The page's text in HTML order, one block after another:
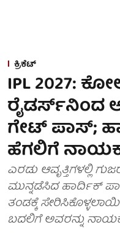
ಕ್ರಿಕೆಟ್
IPL 2027:
ರೈಡರ್ಸ್‌ನಿಂದ
ಗೇಟ್ ಪಾಸ್;
ಹೆಗಲಿಗೆ
ಎರಡು ಆವೃತ್ತಿಗಳಲ್ಲಿ
ಮುನ್ನಡೆಸಿದ ಹಾರ್ದಿಕ್
ತಂಡಕ್ಕೆ
ಬದಲಿಗೆ ಅವರನ್ನು